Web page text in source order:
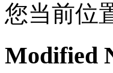
您当前位
Modified